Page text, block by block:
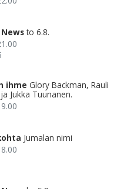
to 6.8.
ihme Glory Backman, Rauli
Jukka Tuunanen.
Jumalan nimi